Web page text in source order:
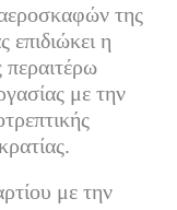
της
επιδιώκει η
με την
με την